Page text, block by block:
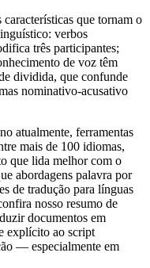
características que tornam o
verbos
três participantes;
de voz têm
dividida, que confunde
nominativo-acusativo
atualmente, ferramentas
mais de 100 idiomas,
que lida melhor com o
abordagens palavra por
de tradução para línguas
nosso resumo de
documentos em
explícito ao script
— especialmente em